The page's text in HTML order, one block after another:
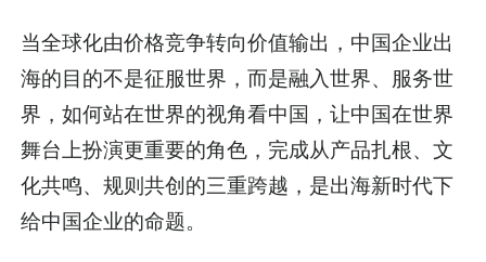
当全球化由价格竞争转向价值输出，中国企业出
海的目的不是征服世界，而是融入世界、服务世
界，如何站在世界的视角看中国，让中国在世界
舞台上扮演更重要的角色，完成从产品扎根、文
化共鸣、规则共创的三重跨越，是出海新时代下
给中国企业的命题。